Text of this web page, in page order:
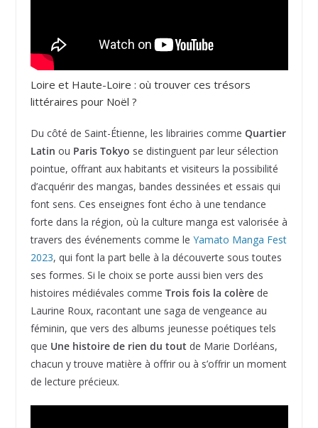
Loire et Haute-Loire : où trouver ces trésors
littéraires pour Noël ?
Du côté de Saint-Étienne, les librairies comme Quartier
Latin ou Paris Tokyo se distinguent par leur sélection
pointue, offrant aux habitants et visiteurs la possibilité
d’acquérir des mangas, bandes dessinées et essais qui
font sens. Ces enseignes font écho à une tendance
forte dans la région, où la culture manga est valorisée à
travers des événements comme le Yamato Manga Fest
2023, qui font la part belle à la découverte sous toutes
ses formes. Si le choix se porte aussi bien vers des
histoires médiévales comme Trois fois la colèrede
Laurine Roux, racontant une saga de vengeance au
féminin, que vers des albums jeunesse poétiques tels
que Une histoire de rien du tout de Marie Dorléans,
chacun y trouve matière à offrir ou à s’offrir un moment
de lecture précieux.